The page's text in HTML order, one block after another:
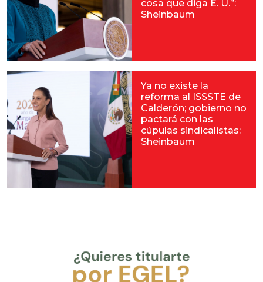
cosa que diga E. U.”:
Sheinbaum
Ya no existe la
reforma al ISSSTE de
Calderón; gobierno no
pactará con las
cúpulas sindicalistas:
Sheinbaum